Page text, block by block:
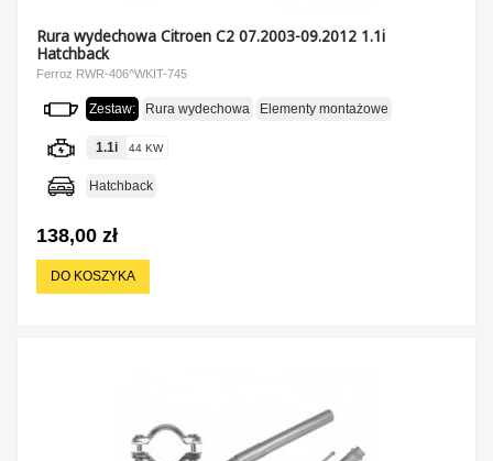
Rura wydechowa Citroen C2 07.2003-09.2012 1.1i
Hatchback
Ferroz RWR-406^WKIT-745
Zestaw: Rura wydechowa Elementy montażowe
1.1i 44 KW
Hatchback
138,00 zł
DO KOSZYKA